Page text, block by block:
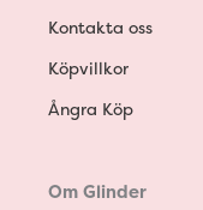
Kontakta oss
Köpvillkor
Ångra Köp
Om Glinder